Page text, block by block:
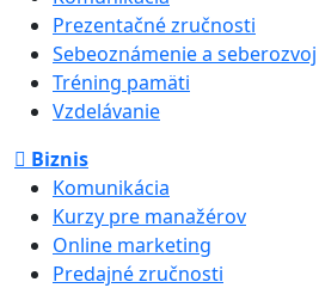
Prezentačné zručnosti
Sebeoznámenie a seberozvoj
Tréning pamäti
Vzdelávanie
Biznis
Komunikácia
Kurzy pre manažérov
Online marketing
Predajné zručnosti